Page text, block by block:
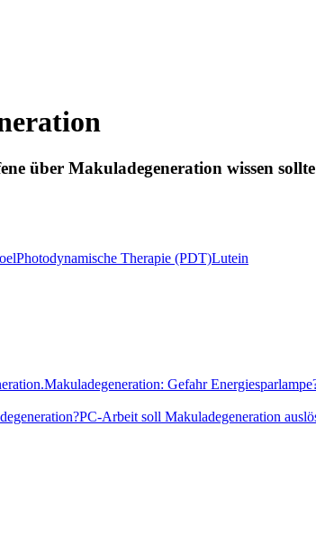
über Makuladegeneration wissen sollte
Photodynamische Therapie (PDT)Lutein
Makuladegeneration: Gefahr
PC-Arbeit soll Makuladegeneration